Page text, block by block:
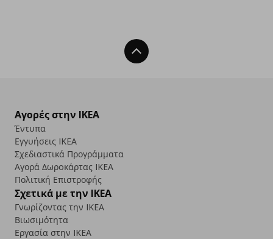
Back To Top
Αγορές στην IKEA
Έντυπα
Εγγυήσεις IKEA
Σχεδιαστικά Προγράμματα
Αγορά Δωρoκάρτας IKEA
Πολιτική Επιστροφής
Σχετικά με την IKEA
Γνωρίζοντας την IKEA
Βιωσιμότητα
Εργασία στην IKEA